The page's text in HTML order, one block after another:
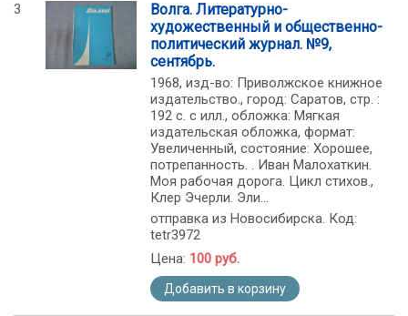
3
Волга. Литературно-
художественный и общественно-
политический журнал. №9,
сентябрь.
1968, изд-во: Приволжское книжное
издательство., город: Саратов, стр. :
192 с. с илл., обложка: Мягкая
издательская обложка, формат:
Увеличенный, состояние: Хорошее,
потрепанность. . Иван Малохаткин.
Моя рабочая дорога. Цикл стихов.,
Клер Эчерли. Эли...
отправка из Новосибирска. Код:
tetr3972
Цена: 100 руб.
Добавить в корзину